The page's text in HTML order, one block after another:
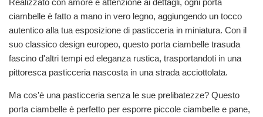
ciambelle è fatto a mano in vero legno, aggiungendo un tocco
autentico alla tua esposizione di pasticceria in miniatura. Con il
suo classico design europeo, questo porta ciambelle trasuda
fascino d'altri tempi ed eleganza rustica, trasportandoti in una
pittoresca pasticceria nascosta in una strada acciottolata.
Ma cos'è una pasticceria senza le sue prelibatezze? Questo
porta ciambelle è perfetto per esporre piccole ciambelle e pane,